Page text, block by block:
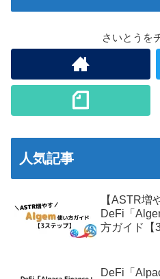
さいとうを
人気記事
【ASTR増
DeFi「
方ガイド【
DeFi「